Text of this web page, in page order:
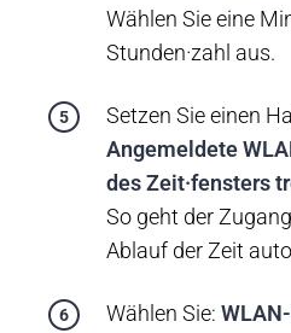
Wählen Sie eine
Stunden·zahl aus.
Setzen Sie einen
Angemeldete
des Zeit·fensters
So geht der
Ablauf der Zeit
Wählen Sie: